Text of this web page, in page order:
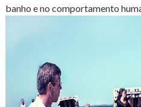
banho e no comportamento